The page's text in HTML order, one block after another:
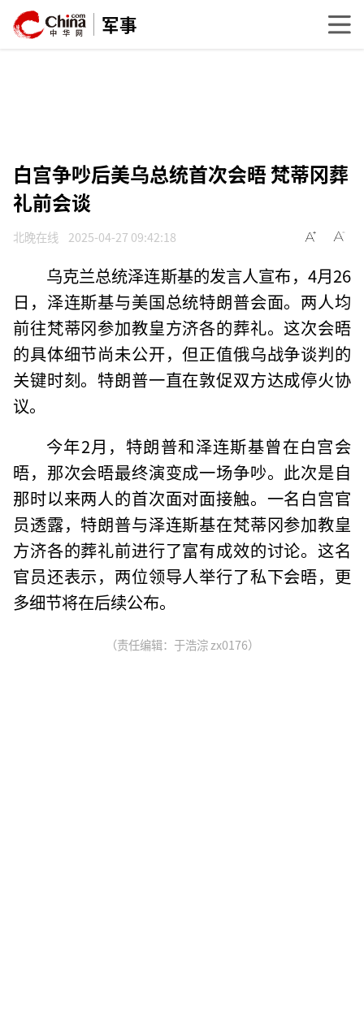
军事
白宫争吵后美乌总统首次会晤 梵蒂冈葬
礼前会谈
北晚在线 2025-04-27 09:42:18
乌克兰总统泽连斯基的发言人宣布，4月26
日，泽连斯基与美国总统特朗普会面。两人均
前往梵蒂冈参加教皇方济各的葬礼。这次会晤
的具体细节尚未公开，但正值俄乌战争谈判的
关键时刻。特朗普一直在敦促双方达成停火协
议。
今年2月，特朗普和泽连斯基曾在白宫会
晤，那次会晤最终演变成一场争吵。此次是自
那时以来两人的首次面对面接触。一名白宫官
员透露，特朗普与泽连斯基在梵蒂冈参加教皇
方济各的葬礼前进行了富有成效的讨论。这名
官员还表示，两位领导人举行了私下会晤，更
多细节将在后续公布。
（责任编辑：于浩淙 zx0176）